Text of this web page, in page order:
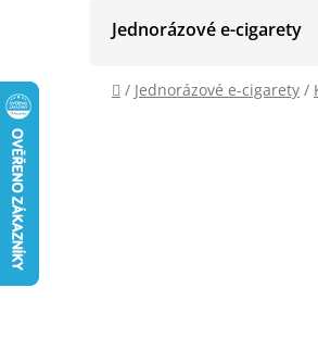
Jednorázové e-cigarety
Domů
/ Jednorázové e-cigarety /